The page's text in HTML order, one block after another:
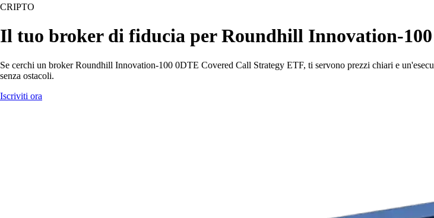
CRIPTO
Il tuo broker di fiducia per Roundhill Innovation-
Se cerchi un broker Roundhill Innovation-100 0DTE Covered Call Strategy ETF, ti servono prezzi chiari e
senza ostacoli.
Iscriviti ora